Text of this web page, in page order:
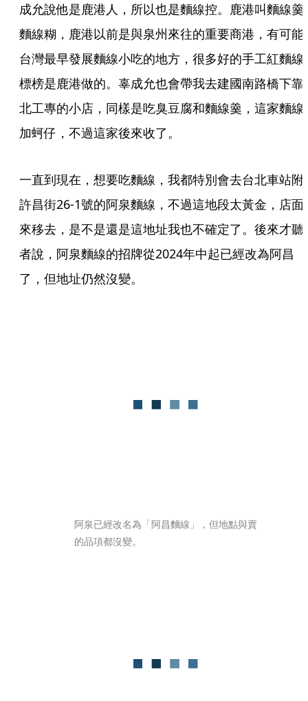
成允說他是鹿港人，所以也是麵線控。鹿港叫麵線羹
麵線糊，鹿港以前是與泉州來往的重要商港，有可能
台灣最早發展麵線小吃的地方，很多好的手工紅麵線
標榜是鹿港做的。辜成允也會帶我去建國南路橋下靠
北工專的小店，同樣是吃臭豆腐和麵線羹，這家麵線
加蚵仔，不過這家後來收了。
一直到現在，想要吃麵線，我都特別會去台北車站附
許昌街26-1號的阿泉麵線，不過這地段太黃金，店面
來移去，是不是還是這地址我也不確定了。後來才聽
者說，阿泉麵線的招牌從2024年中起已經改為阿昌
了，但地址仍然沒變。
阿泉已經改名為「阿昌麵線」，但地點與賣
的品項都沒變。